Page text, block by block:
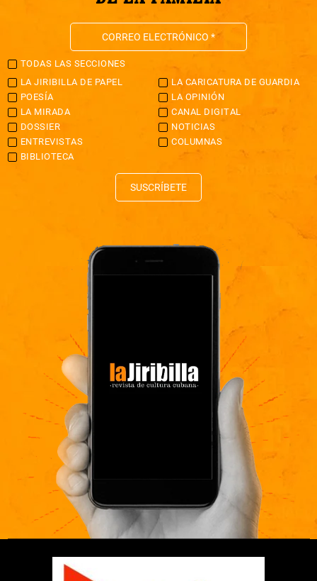
TODAS LAS SECCIONES
LA JIRIBILLA DE PAPEL
LA CARICATURA DE GUARDIA
POESÍA
LA OPINIÓN
LA MIRADA
CANAL DIGITAL
DOSSIER
NOTICIAS
ENTREVISTAS
COLUMNAS
BIBLIOTECA
SUSCRÍBETE